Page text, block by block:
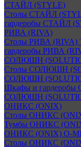
СТАЙЛ (STYLE)
Столы СТАЙЛ
гардеробы СТАЙЛ
РИВА (RIVA)
Столы РИВА (RIVA)
гардеробы РИВА
СОЛЮШН
Столы СОЛЮШН
СОЛЮШН
Шкафы и
СОЛЮШН
ОНИКС (ONIX)
Столы ОНИКС
Тумбы ОНИКС
ОНИКС (ONIX) O-
Столы ОНИКС